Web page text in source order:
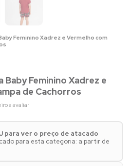
Feminino Xadrez e Vermelho com
Baby Feminino Xadrez e
de Cachorros
a avaliar
para ver o preço de atacado
para esta categoria: a partir de